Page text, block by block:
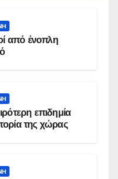
από ένοπλη
επιδημία
της χώρας